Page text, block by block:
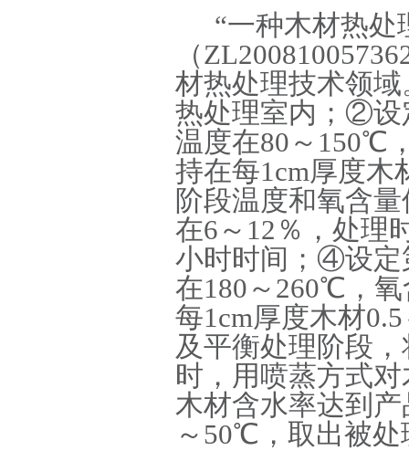
“一种木材热处
（
材热处理技术领
热处理室内；②设
温度在80～150℃
持在每1cm厚度木
阶段温度和氧含
在6～12％，处理
小时时间； ④设定
在180～260℃，
每1cm厚度木材
及平衡处理阶段
时，用喷蒸方式
木材含水率达到
～50℃，取出被